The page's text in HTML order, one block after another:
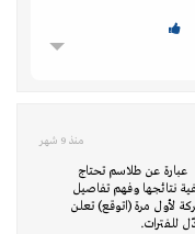
منذ 9 شهر
عبارة عن طلاسم تحتاج
نتائجها وفهم تفاصيل
لأول مرة (اتوقع) تعلن
للفترات.